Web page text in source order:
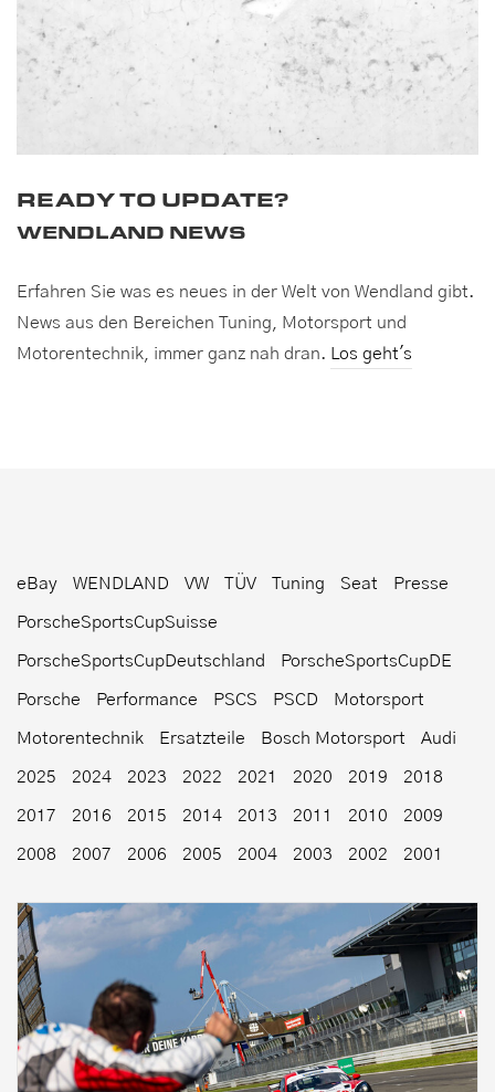
READY TO UPDATE?
WENDLAND NEWS
Erfahren Sie was es neues in der Welt von Wendland gibt.
News aus den Bereichen Tuning, Motorsport und
Motorentechnik, immer ganz nah dran.
Los geht's
eBay WENDLAND VW TÜV Tuning Seat Presse
PorscheSportsCupSuisse
PorscheSportsCupDeutschland PorscheSportsCupDE
Porsche Performance PSCS PSCD Motorsport
Motorentechnik Ersatzteile Bosch Motorsport Audi
2025 2024 2023 2022 2021 2020 2019 2018
2017 2016 2015 2014 2013 2011 2010 2009
2008 2007 2006 2005 2004 2003 2002 2001